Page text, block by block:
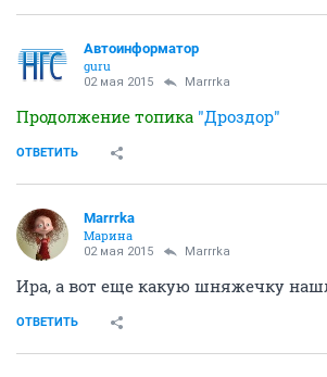
Автоинформатор
guru
02 мая 2015 Marrrka
Продолжение топика "Дроздор"
ОТВЕТИТЬ
Marrrka
Марина
02 мая 2015 Marrrka
Ира, а вот еще какую шняжечку
ОТВЕТИТЬ